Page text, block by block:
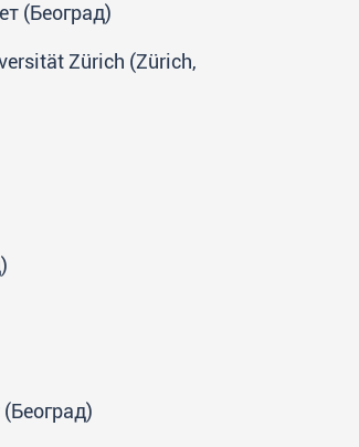
(Београд)
Zürich (Zürich,